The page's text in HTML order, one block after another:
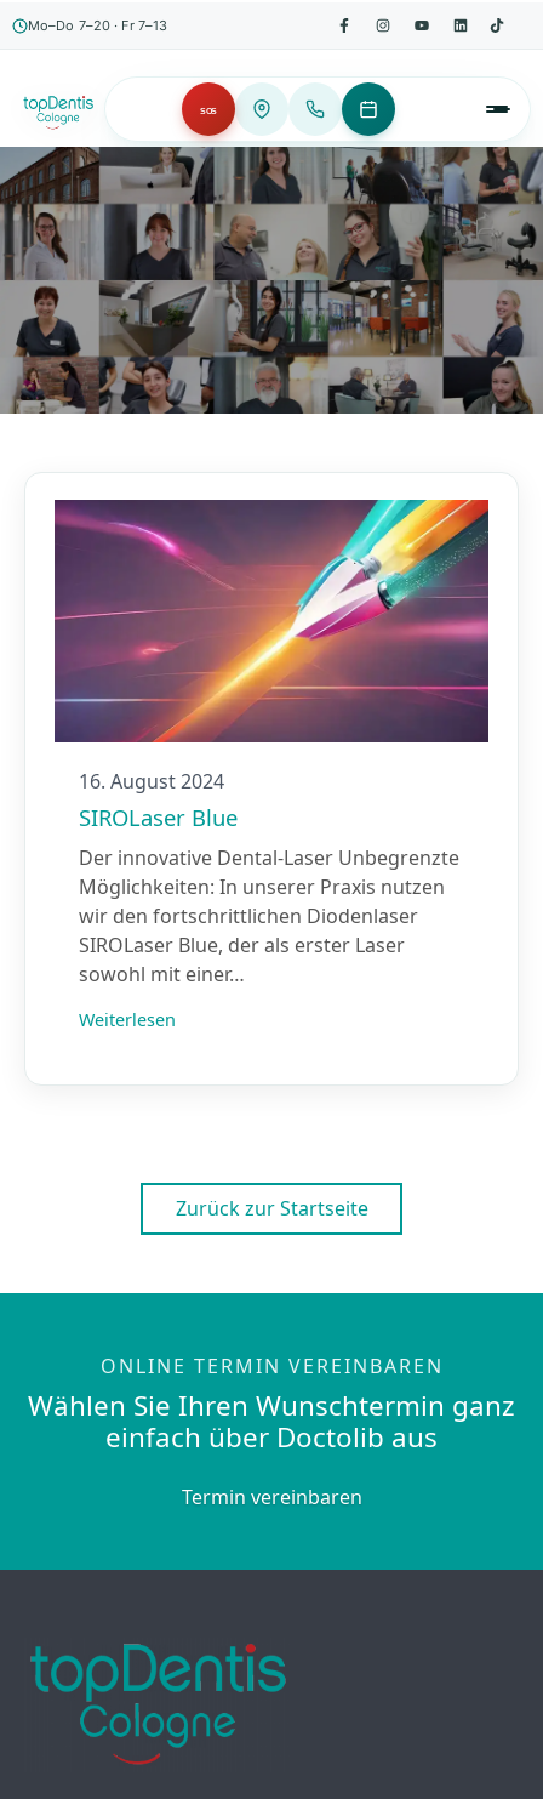
Mo–Do 7–20 · Fr 7–13
SOS
Unser Blog
16. August 2024
SIROLaser Blue
Der innovative Dental-Laser Unbegrenzte
Möglichkeiten: In unserer Praxis nutzen
wir den fortschrittlichen Diodenlaser
SIROLaser Blue, der als erster Laser
sowohl mit einer…
Weiterlesen
Zurück zur Startseite
ONLINE TERMIN VEREINBAREN
Wählen Sie Ihren Wunschtermin ganz
einfach über Doctolib aus
Termin vereinbaren